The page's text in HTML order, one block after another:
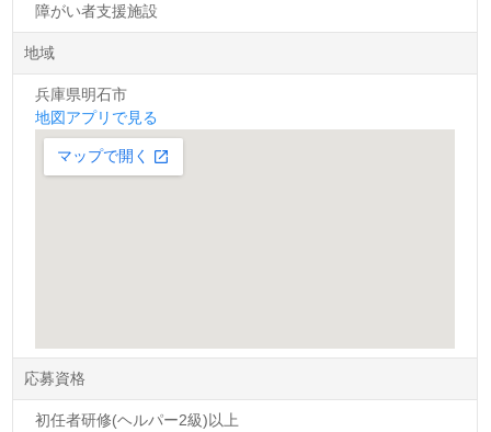
障がい者支援施設
地域
兵庫県明石市
地図アプリで見る
応募資格
初任者研修(ヘルパー2級)以上